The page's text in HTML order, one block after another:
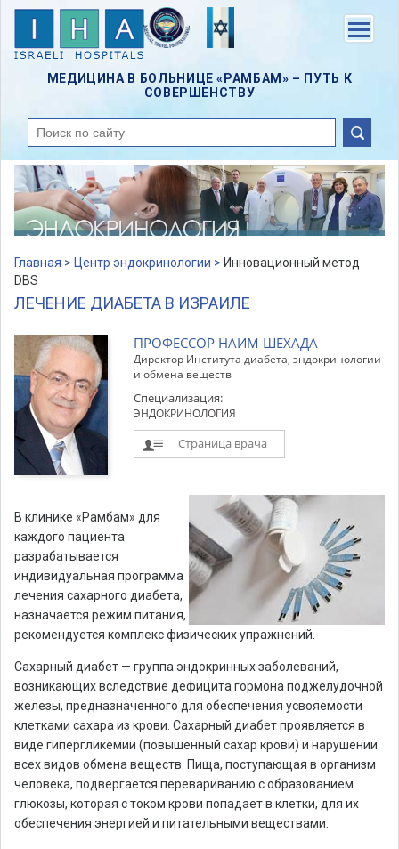
Skip
content
МЕДИЦИНА В БОЛЬНИЦЕ «РАМБАМ» – ПУТЬ К
СОВЕРШЕНСТВУ
поиск
Главная > Центр эндокринологии > Инновационный метод
DBS
ЛЕЧЕНИЕ ДИАБЕТА В ИЗРАИЛЕ
ПРОФЕССОР НАИМ ШЕХАДА
Директор Института диабета, эндокринологии
и обмена веществ
Специализация:
ЭНДОКРИНОЛОГИЯ
Страница врача
В клинике «Рамбам» для
каждого пациента
разрабатывается
индивидуальная программа
лечения сахарного диабета,
назначается режим питания,
рекомендуется комплекс физических упражнений.
Сахарный диабет — группа эндокринных заболеваний,
возникающих вследствие дефицита гормона поджелудочной
железы, предназначенного для обеспечения усвояемости
клетками сахара из крови. Сахарный диабет проявляется в
виде гипергликемии (повышенный сахар крови) и нарушении
всех видов обмена веществ. Пища, поступающая в организм
человека, подвергается перевариванию с образованием
глюкозы, которая с током крови попадает в клетки, для их
обеспечения энергией и питательными веществами.